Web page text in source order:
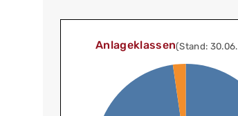
Anlageklassen(Stand: